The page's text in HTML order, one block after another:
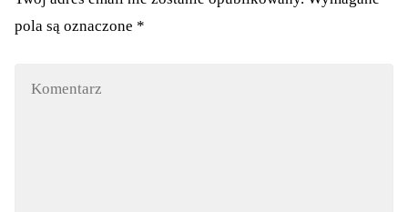
pola są oznaczone *